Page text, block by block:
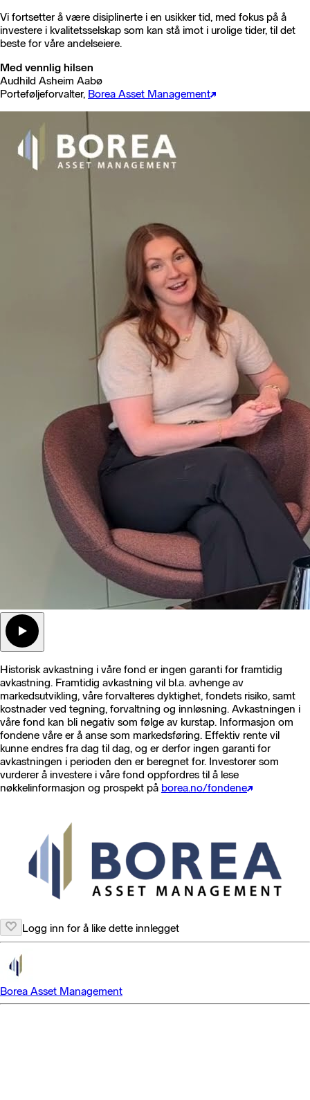
Vi fortsetter å være disiplinerte i en usikker tid, med fokus på å
investere i kvalitetsselskap som kan stå imot i urolige tider, til det
beste for våre andelseiere.
Med vennlig hilsen
Audhild Asheim Aabø
Porteføljeforvalter, Borea Asset Management
Historisk avkastning i våre fond er ingen garanti for framtidig
avkastning. Framtidig avkastning vil bl.a. avhenge av
markedsutvikling, våre forvalteres dyktighet, fondets risiko, samt
kostnader ved tegning, forvaltning og innløsning. Avkastningen i
våre fond kan bli negativ som følge av kurstap. Informasjon om
fondene våre er å anse som markedsføring. Effektiv rente vil
kunne endres fra dag til dag, og er derfor ingen garanti for
avkastningen i perioden den er beregnet for. Investorer som
vurderer å investere i våre fond oppfordres til å lese
nøkkelinformasjon og prospekt på borea.no/fondene
Logg inn for å like dette innlegget
Borea Asset Management